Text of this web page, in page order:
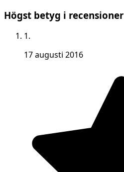
Högst betyg i recensioner
1.
17 augusti 2016